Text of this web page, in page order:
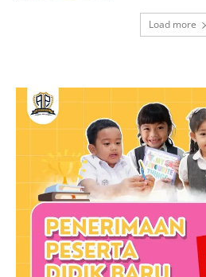
Load more